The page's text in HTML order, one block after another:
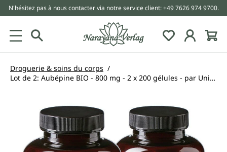
principal
N'hésitez pas à nous contacter via notre service client: +49 7626 974 9700.
Droguerie & soins du corps
Lot de 2: Aubépine BIO - 800 mg - 2 x 200 gélules - par Unimedica
Ignorer la galerie d'images